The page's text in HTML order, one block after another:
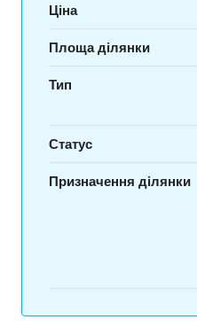
Ціна
Площа ділянки
Тип
Статус
Призначення ділянки